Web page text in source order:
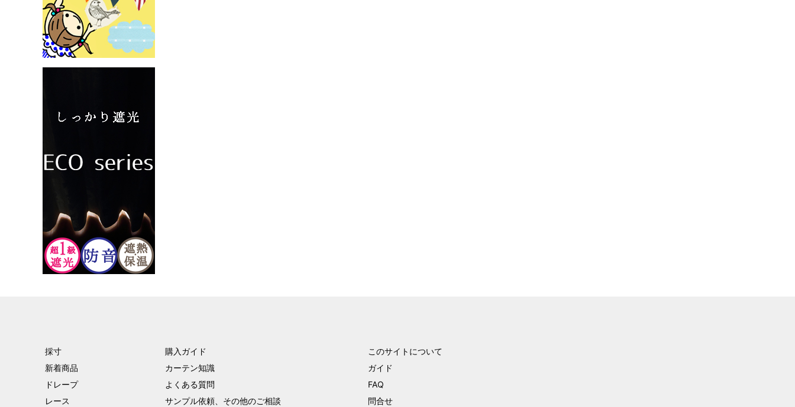
採寸
新着商品
ドレープ
レース
購入ガイド
カーテン知識
よくある質問
サンプル依頼、その他のご相談
このサイトについて
ガイド
FAQ
問合せ